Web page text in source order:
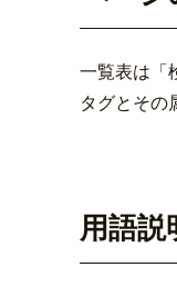
一覧表は「
タグとその
用語説